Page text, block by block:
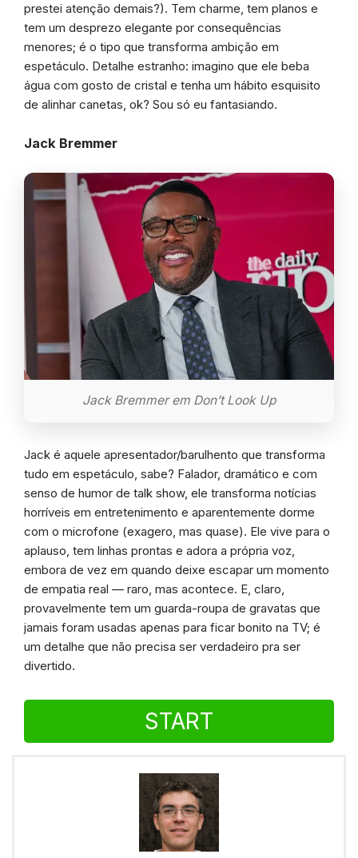
prestei atenção demais?). Tem charme, tem planos e
tem um desprezo elegante por consequências
menores; é o tipo que transforma ambição em
espetáculo. Detalhe estranho: imagino que ele beba
água com gosto de cristal e tenha um hábito esquisito
de alinhar canetas, ok? Sou só eu fantasiando.
Jack Bremmer
Jack Bremmer em Don’t Look Up
Jack é aquele apresentador/barulhento que transforma
tudo em espetáculo, sabe? Falador, dramático e com
senso de humor de talk show, ele transforma notícias
horríveis em entretenimento e aparentemente dorme
com o microfone (exagero, mas quase). Ele vive para o
aplauso, tem linhas prontas e adora a própria voz,
embora de vez em quando deixe escapar um momento
de empatia real — raro, mas acontece. E, claro,
provavelmente tem um guarda-roupa de gravatas que
jamais foram usadas apenas para ficar bonito na TV; é
um detalhe que não precisa ser verdadeiro pra ser
divertido.
START